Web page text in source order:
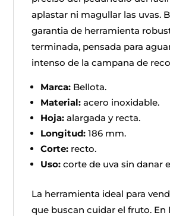
aplastar ni magullar las uvas.
garantia de herramienta
terminada, pensada para
intenso de la campana de
Marca: Bellota.
Material: acero inoxidable.
Hoja: alargada y recta.
Longitud: 186 mm.
Corte: recto.
Uso: corte de uva sin danar
La herramienta ideal para
que buscan cuidar el fruto. En